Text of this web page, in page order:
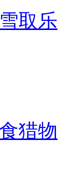
取乐
猎物